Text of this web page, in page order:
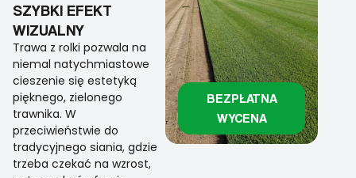
SZYBKI EFEKT
WIZUALNY
Trawa z rolki pozwala na
niemal natychmiastowe
cieszenie się estetyką
pięknego, zielonego
trawnika. W
przeciwieństwie do
tradycyjnego siania, gdzie
trzeba czekać na wzrost,
BEZPŁATNA
WYCENA